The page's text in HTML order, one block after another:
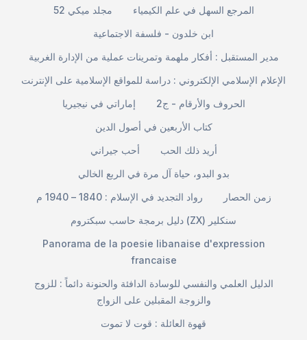
مجلد ميكي 52
المرجع السهل في علم الكيمياء
ابن خلدون - فلسفة الاجتماعية
مدير المستقبل : أفكار ملهمة وتمرينات عملية من الإدارة الغربية
الإعلام الإسلامي الإلكتروني : دراسة للمواقع الإسلامية على الإنترنت
إماراتي في نيجيريا
الحروف والأرقام - ج2
كتاب الأربعين في أصول الدين
أحب جيراني
أريد ذلك الحب
بدو البدو، حياة آل مرة في الربع الخالي
رواد التجديد في الإسلام : 1840 – 1940 م
زمن الحصار
دليل برمجة حاسب سبكتروم (ZX) سنكلير
Panorama de la poesie libanaise d'expression
francaise
الدليل العلمي والنفسي للوسادة الدافئة والحنونة دائماً : للزوج
والزوجة المقبلين على الزواج
قهوة العائلة : قوت لا تموت